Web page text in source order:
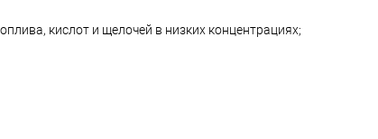
кислот и щелочей в низких концентрациях;